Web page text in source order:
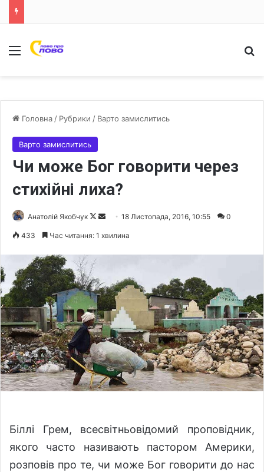
Меню
Головна / Рубрики / Варто замислитись
Варто замислитись
Чи може Бог говорити через
стихійні лиха?
Анатолій Якобчук
F
w
o
n
X
n
e
a
i
l
18 Листопада, 2016, 10:55 0
433 Час читання: 1 хвилина
Біллі Грем, всесвітньовідомий проповідник,
якого часто називають пастором Америки,
розповів про те, чи може Бог говорити до нас